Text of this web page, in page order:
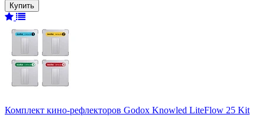
Комплект кино-рефлекторов Godox Knowled LiteFlow 25 Kit